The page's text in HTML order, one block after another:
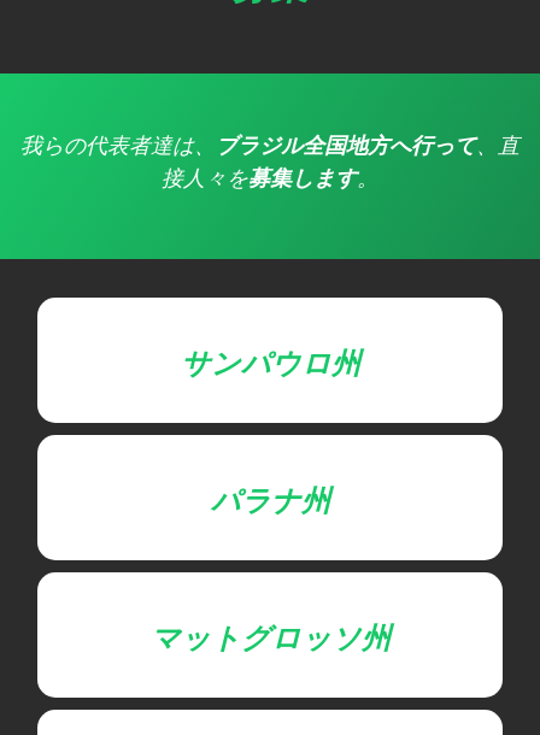
我らの代表者達は、 ブラジル全国地方へ行って、直
接人々を募集します。
サンパウロ州
パラナ州
マットグロッソ州